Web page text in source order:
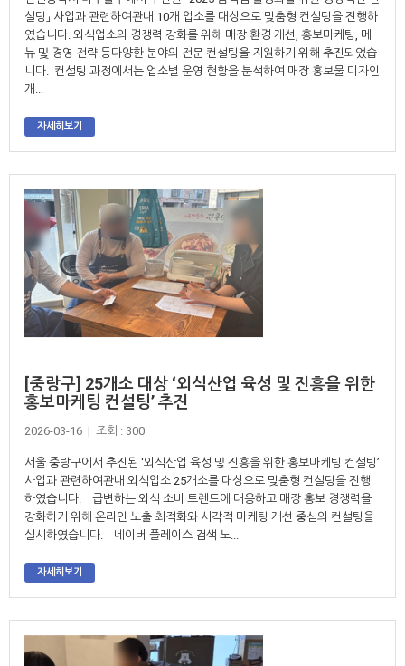
설팅」 사업과 관련하여관내 10개 업소를 대상으로 맞춤형 컨설팅을 진행하
였습니다. 외식업소의 경쟁력 강화를 위해 매장 환경 개선, 홍보마케팅, 메
뉴 및 경영 전략 등다양한 분야의 전문 컨설팅을 지원하기 위해 추진되었습
니다. 컨설팅 과정에서는 업소별 운영 현황을 분석하여 매장 홍보물 디자인
개...
자세히보기
[중랑구] 25개소 대상 ‘외식산업 육성 및 진흥을 위한
홍보마케팅 컨설팅’ 추진
2026-03-16 | 조회 : 300
서울 중랑구에서 추진된 ‘외식산업 육성 및 진흥을 위한 홍보마케팅 컨설팅’
사업과 관련하여관내 외식업소 25개소를 대상으로 맞춤형 컨설팅을 진행
하였습니다. 급변하는 외식 소비 트렌드에 대응하고 매장 홍보 경쟁력을
강화하기 위해 온라인 노출 최적화와 시각적 마케팅 개선 중심의 컨설팅을
실시하였습니다. 네이버 플레이스 검색 노...
자세히보기